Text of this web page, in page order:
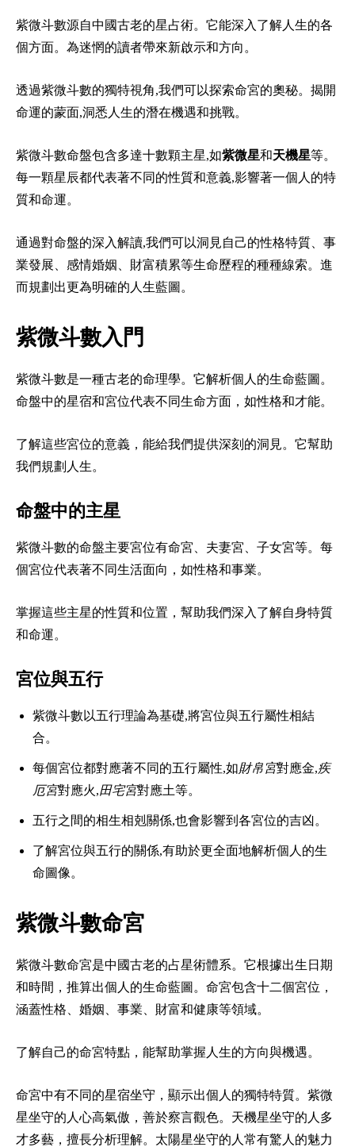
紫微斗數源自中國古老的星占術。它能深入了解人生的各
個方面。為迷惘的讀者帶來新啟示和方向。
透過紫微斗數的獨特視角,我們可以探索命宮的奧秘。揭開
命運的蒙面,洞悉人生的潛在機遇和挑戰。
紫微斗數命盤包含多達十數顆主星,如紫微星和天機星等。
每一顆星辰都代表著不同的性質和意義,影響著一個人的特
質和命運。
通過對命盤的深入解讀,我們可以洞見自己的性格特質、事
業發展、感情婚姻、財富積累等生命歷程的種種線索。進
而規劃出更為明確的人生藍圖。
紫微斗數入門
紫微斗數是一種古老的命理學。它解析個人的生命藍圖。
命盤中的星宿和宮位代表不同生命方面，如性格和才能。
了解這些宮位的意義，能給我們提供深刻的洞見。它幫助
我們規劃人生。
命盤中的主星
紫微斗數的命盤主要宮位有命宮、夫妻宮、子女宮等。每
個宮位代表著不同生活面向，如性格和事業。
掌握這些主星的性質和位置，幫助我們深入了解自身特質
和命運。
宮位與五行
紫微斗數以五行理論為基礎,將宮位與五行屬性相結
合。
每個宮位都對應著不同的五行屬性,如財帛宮對應金,疾
厄宮對應火,田宅宮對應土等。
五行之間的相生相剋關係,也會影響到各宮位的吉凶。
了解宮位與五行的關係,有助於更全面地解析個人的生
命圖像。
紫微斗數命宮
紫微斗數命宮是中國古老的占星術體系。它根據出生日期
和時間，推算出個人的生命藍圖。命宮包含十二個宮位，
涵蓋性格、婚姻、事業、財富和健康等領域。
了解自己的命宮特點，能幫助掌握人生的方向與機遇。
命宮中有不同的星宿坐守，顯示出個人的獨特特質。紫微
星坐守的人心高氣傲，善於察言觀色。天機星坐守的人多
才多藝，擅長分析理解。太陽星坐守的人常有驚人的魅力